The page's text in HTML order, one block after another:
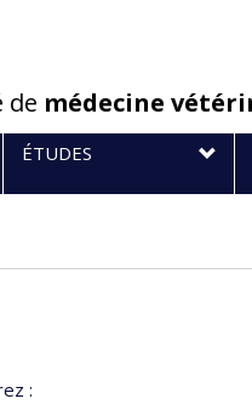
de médecine
ÉTUDES
: